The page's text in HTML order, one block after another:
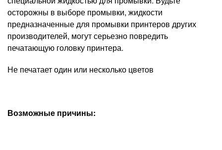
осторожны в выборе промывки, жидкости
предназначенные для промывки принтеров других
производителей, могут серьезно повредить
печатающую головку принтера.
Не печатает один или несколько цветов
Возможные причины: